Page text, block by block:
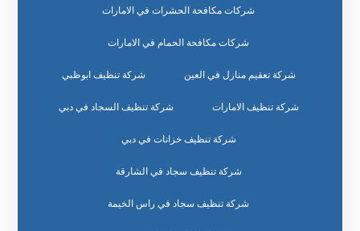
شركات مكافحة الحشرات في الامارات
شركات مكافحة الحمام في الامارات
شركة تعقيم منازل في العين شركة تنظيف ابوظبي
شركة تنظيف الامارات شركة تنظيف السجاد في دبي
شركة تنظيف خزانات في دبي
شركة تنظيف سجاد في الشارقة
شركة تنظيف سجاد في راس الخيمة